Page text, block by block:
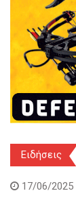
Ειδήσεις
17/06/2025